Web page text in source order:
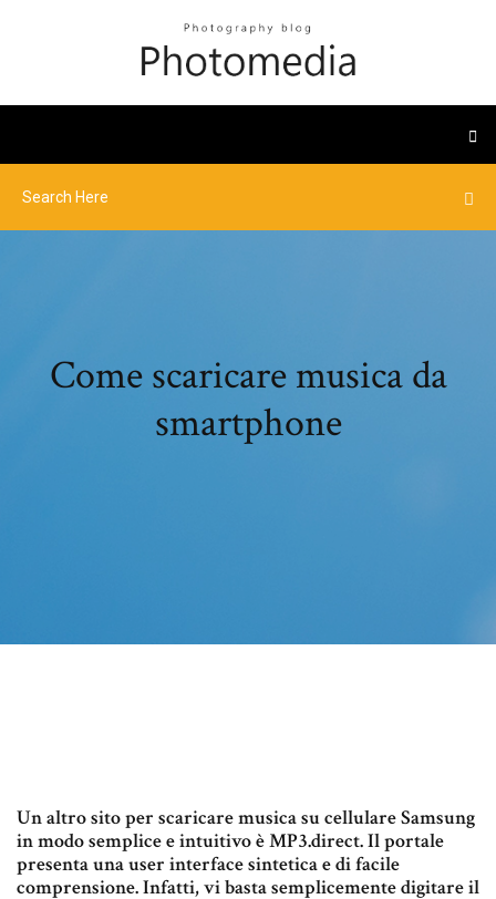
Come scaricare musica da
smartphone
Un altro sito per scaricare musica su cellulare Samsung
in modo semplice e intuitivo è MP3.direct. Il portale
presenta una user interface sintetica e di facile
comprensione. Infatti, vi basta semplicemente digitare il